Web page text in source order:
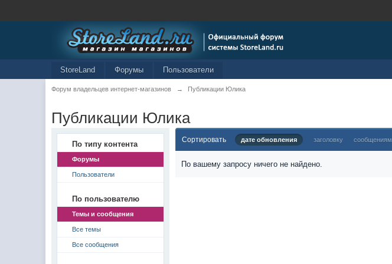
StoreLand Форумы Пользователи
Форум владельцев интернет-магазинов → Публикации Юлика
Публикации Юлика
По типу контента
Форумы
Пользователи
По пользователю
Темы и сообщения
Все темы
Все сообщения
Сортировать дате обновления заголовку сообщениям
По вашему запросу ничего не найдено.